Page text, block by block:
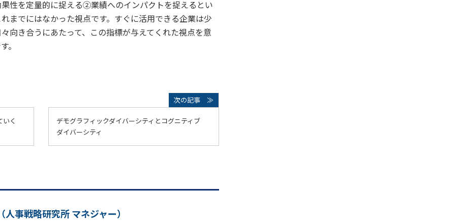
性を定量的に捉える②業績へのインパクトを捉えるとい
までにはなかった視点です。すぐに活用できる企業は少
向き合うにあたって、この指標が与えてくれた視点を意
。
く
デモグラフィックダイバーシティとコグニティブ
ダイバーシティ
（人事戦略研究所 マネジャー）